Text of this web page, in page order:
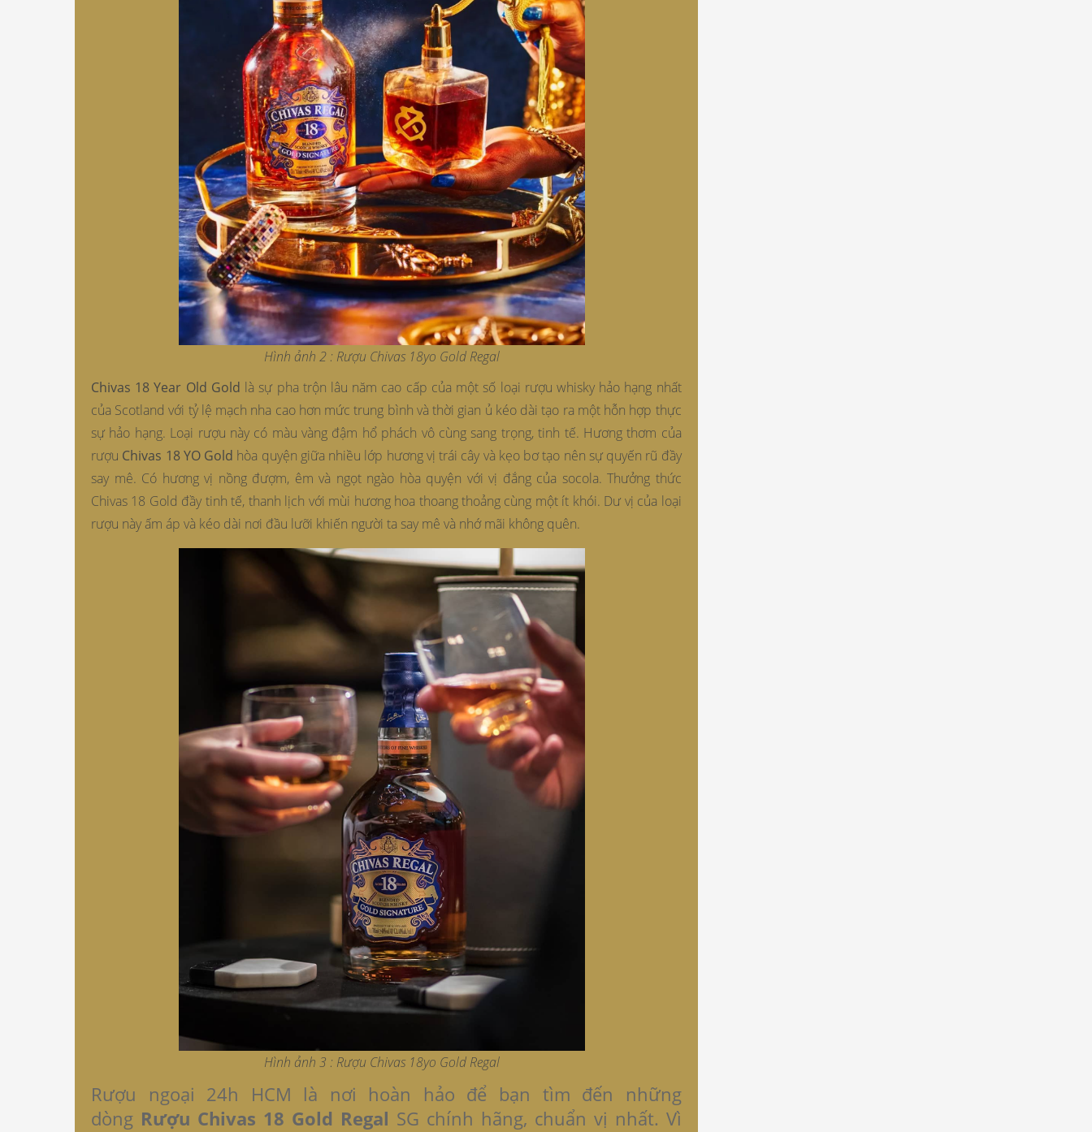
Hình ảnh 2 : Rượu Chivas 18yo Gold Regal
Chivas 18 Year Old Gold là sự pha trộn lâu năm cao cấp của một số loại rượu whisky hảo hạng nhất
của Scotland với tỷ lệ mạch nha cao hơn mức trung bình và thời gian ủ kéo dài tạo ra một hỗn hợp thực
sự hảo hạng. Loại rượu này có màu vàng đậm hổ phách vô cùng sang trọng, tinh tế. Hương thơm của
rượu Chivas 18 YO Gold hòa quyện giữa nhiều lớp hương vị trái cây và kẹo bơ tạo nên sự quyến rũ đầy
say mê. Có hương vị nồng đượm, êm và ngọt ngào hòa quyện với vị đắng của socola. Thưởng thức
Chivas 18 Gold đầy tinh tế, thanh lịch với mùi hương hoa thoang thoảng cùng một ít khói. Dư vị của loại
rượu này ấm áp và kéo dài nơi đầu lưỡi khiến người ta say mê và nhớ mãi không quên.
Hình ảnh 3 : Rượu Chivas 18yo Gold Regal
Rượu ngoại 24h HCM là nơi hoàn hảo để bạn tìm đến những
dòng Rượu Chivas 18 Gold Regal SG chính hãng, chuẩn vị nhất. Vì